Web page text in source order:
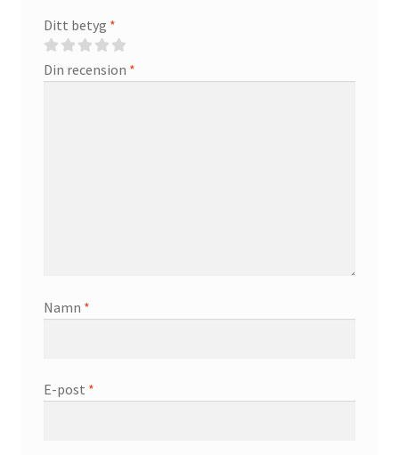
Ditt betyg *
Din recension *
Namn *
E-post *